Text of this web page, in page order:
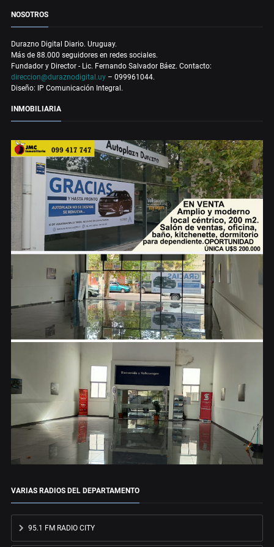
NOSOTROS
Durazno Digital Diario. Uruguay.
Más de 88.000 seguidores en redes sociales.
Fundador y Director - Lic. Fernando Salvador Báez. Contacto:
direccion@duraznodigital.uy – 099961044.
Diseño: IP Comunicación Integral.
INMOBILIARIA
VARIAS RADIOS DEL DEPARTAMENTO
95.1 FM RADIO CITY